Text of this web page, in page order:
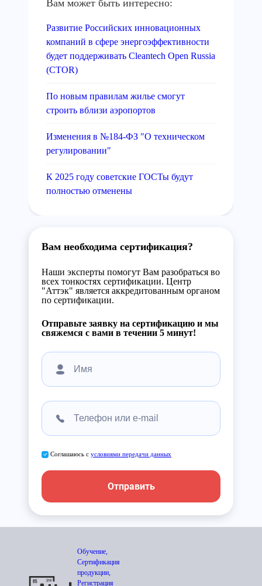
Вам может быть интересно:
Развитие Российских инновационных
компаний в сфере энергоэффективности
будет поддерживать Cleantech Open Russia
(CTOR)
По новым правилам жилье смогут
строить вблизи аэропортов
Изменения в №184-ФЗ "О техническом
регулировании"
К 2025 году советские ГОСТы будут
полностью отменены
Вам необходима сертификация?
Наши эксперты помогут Вам разобраться во
всех тонкостях сертификации. Центр
"Аттэк" является аккредитованным органом
по сертификации.
Отправьте заявку на сертификацию и мы
свяжемся с вами в течении 5 минут!
Соглашаюсь с условиями передачи данных
Отправить
Обучение,
Сертификация
продукции,
Регистрация